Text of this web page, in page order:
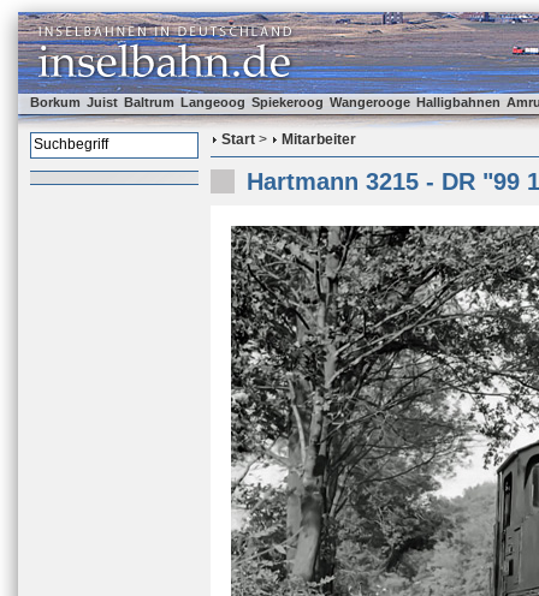
Borkum Juist Baltrum Langeoog Spiekeroog Wangerooge Halligbahnen
Start > Mitarbeiter
Hartmann 3215 - DR "99